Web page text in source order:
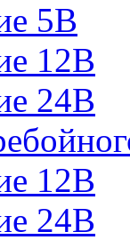
5В
12В
24В
12В
24В